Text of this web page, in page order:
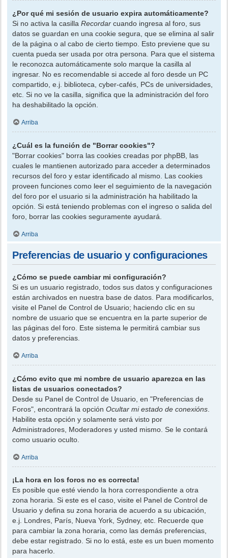
¿Por qué mi sesión de usuario expira automáticamente?
Si no activa la casilla Recordar cuando ingresa al foro, sus
datos se guardan en una cookie segura, que se elimina al salir
de la página o al cabo de cierto tiempo. Esto previene que su
cuenta pueda ser usada por otra persona. Para que el sistema
le reconozca automáticamente solo marque la casilla al
ingresar. No es recomendable si accede al foro desde un PC
compartido, e.j. biblioteca, cyber-cafés, PCs de universidades,
etc. Si no ve la casilla, significa que la administración del foro
ha deshabilitado la opción.
Arriba
¿Cuál es la función de "Borrar cookies"?
"Borrar cookies" borra las cookies creadas por phpBB, las
cuales le mantienen autorizado para acceder a determinados
recursos del foro y estar identificado al mismo. Las cookies
proveen funciones como leer el seguimiento de la navegación
del foro por el usuario si la administración ha habilitado la
opción. Si está teniendo problemas con el ingreso o salida del
foro, borrar las cookies seguramente ayudará.
Arriba
Preferencias de usuario y configuraciones
¿Cómo se puede cambiar mi configuración?
Si es un usuario registrado, todos sus datos y configuraciones
están archivados en nuestra base de datos. Para modificarlos,
visite el Panel de Control de Usuario; haciendo clic en su
nombre de usuario que se encuentra en la parte superior de
las páginas del foro. Este sistema le permitirá cambiar sus
datos y preferencias.
Arriba
¿Cómo evito que mi nombre de usuario aparezca en las
listas de usuarios conectados?
Desde su Panel de Control de Usuario, en "Preferencias de
Foros", encontrará la opción Ocultar mi estado de conexións
Habilite esta opción y solamente será visto por
Administradores, Moderadores y usted mismo. Se le contará
como usuario oculto.
Arriba
¡La hora en los foros no es correcta!
Es posible que esté viendo la hora correspondiente a otra
zona horaria. Si este es el caso, visite el Panel de Control de
Usuario y defina su zona horaria de acuerdo a su ubicación,
e.j. Londres, París, Nueva York, Sydney, etc. Recuerde que
para cambiar la zona horaria, como las demás preferencias,
debe estar registrado. Si no lo está, este es un buen momento
para hacerlo.